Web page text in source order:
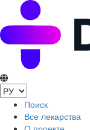
Поиск
Все лекарства